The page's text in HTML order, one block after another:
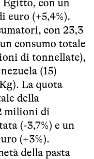
Egitto, con un
euro (+5,4%).
con 23,3
consumo totale
di tonnellate),
(15)
La quota
della
milioni di
(-3,7%) e un
(+3%).
della pasta